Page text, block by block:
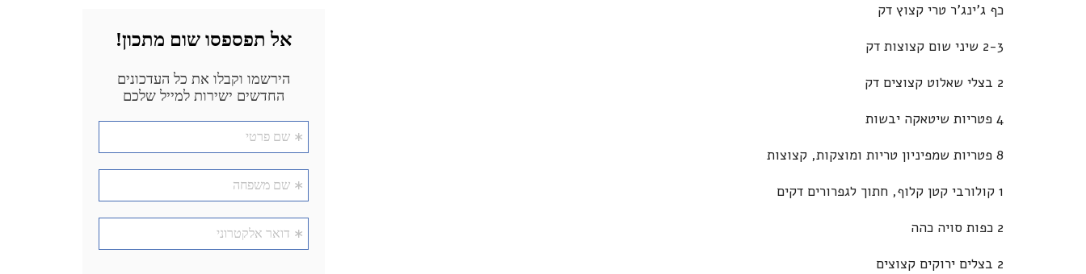
כף ג'ינג'ר טרי קצוץ דק
2-3 שיני שום קצוצות דק
2 בצלי שאלוט קצוצים דק
4 פטריות שיטאקה יבשות
8 פטריות שמפיניון טריות ומוצקות, קצוצות
1 קולורבי קטן קלוף, חתוך לגפרורים דקים
2 כפות סויה כהה
2 בצלים ירוקים קצוצים